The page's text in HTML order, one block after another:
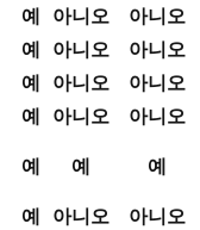
예 아니오
아니오
예 아니오
아니오
예 아니오
아니오
예 아니오
아니오
예 예
예
예 아니오
아니오